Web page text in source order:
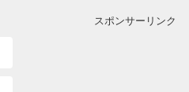
スポンサーリンク